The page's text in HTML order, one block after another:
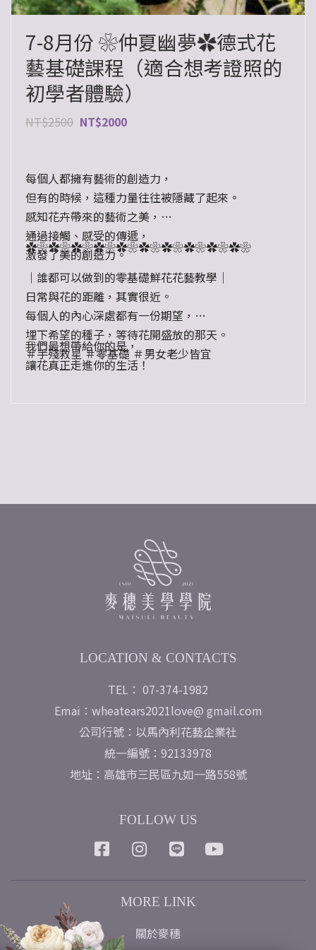
7-8月份 ❀仲夏幽夢✿德式花
藝基礎課程（適合想考證照的
初學者體驗）
NT$2500 NT$2000
每個人都擁有藝術的創造力，
但有的時候，這種力量往往被隱藏了起來。
感知花卉帶來的藝術之美，
通過接觸、感受的傳遞，
激發了美的創造力。
✿❀✿❀✿❀✿❀✿❀✿❀✿❀✿❀✿❀✿❀
｜誰都可以做到的零基礎鮮花花藝教學｜
日常與花的距離，其實很近。
每個人的內心深處都有一份期望，
埋下希望的種子，等待花開盛放的那天。
＃手殘救星 ＃零基礎 ＃男女老少皆宜
我們最想帶給你的是，
讓花真正走進你的生活！
LOCATION & CONTACTS
TEL： 07-374-1982
Emai：wheatears2021love@ gmail.com
公司行號：以馬內利花藝企業社
統一編號：92133978
地址：高雄市三民區九如一路558號
FOLLOW US
MORE LINK
關於麥穗